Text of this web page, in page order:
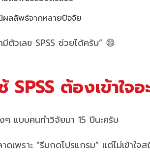
ลลัพธ์จากหลายปัจจัย
มีตัวเลข SPSS ช่วยได้ครับ” 😄
SPSS ต้องเข้าใจอ
แบบคนทำวิจัยมา 15 ปีนะครับ
ดเพราะ “รีบกดโปรแกรม” แต่ไม่เข้าใจ